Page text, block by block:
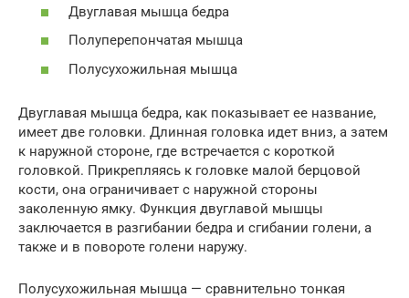
Двуглавая мышца бедра
Полуперепончатая мышца
Полусухожильная мышца
Двуглавая мышца бедра, как показывает ее название,
имеет две головки. Длинная головка идет вниз, а затем
к наружной стороне, где встречается с короткой
головкой. Прикрепляясь к головке малой берцовой
кости, она ограничивает с наружной стороны
заколенную ямку. Функция двуглавой мышцы
заключается в разгибании бедра и сгибании голени, а
также и в повороте голени наружу.
Полусухожильная мышца — сравнительно тонкая